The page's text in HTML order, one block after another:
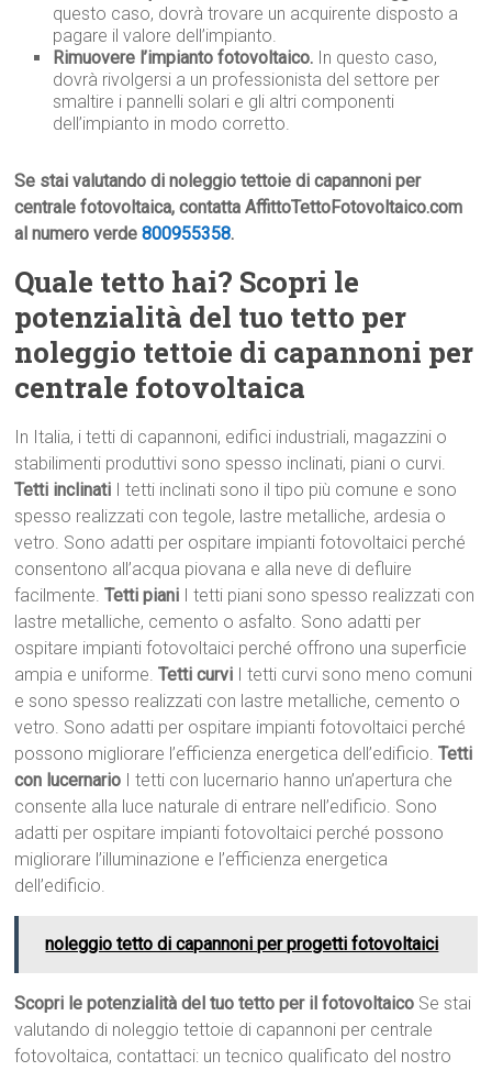
questo caso, dovrà trovare un acquirente disposto a
pagare il valore dell’impianto.
Rimuovere l’impianto fotovoltaico. In questo caso,
dovrà rivolgersi a un professionista del settore per
smaltire i pannelli solari e gli altri componenti
dell’impianto in modo corretto.
Se stai valutando di noleggio tettoie di capannoni per
centrale fotovoltaica, contatta AffittoTettoFotovoltaico.com
al numero verde800955358.
Quale tetto hai? Scopri le
potenzialità del tuo tetto per
noleggio tettoie di capannoni per
centrale fotovoltaica
In Italia, i tetti di capannoni, edifici industriali, magazzini o
stabilimenti produttivi sono spesso inclinati, piani o curvi.
Tetti inclinati I tetti inclinati sono il tipo più comune e sono
spesso realizzati con tegole, lastre metalliche, ardesia o
vetro. Sono adatti per ospitare impianti fotovoltaici perché
consentono all’acqua piovana e alla neve di defluire
facilmente.Tetti piani I tetti piani sono spesso realizzati con
lastre metalliche, cemento o asfalto. Sono adatti per
ospitare impianti fotovoltaici perché offrono una superficie
ampia e uniforme.Tetti curvi I tetti curvi sono meno comuni
e sono spesso realizzati con lastre metalliche, cemento o
vetro. Sono adatti per ospitare impianti fotovoltaici perché
possono migliorare l’efficienza energetica dell’edificio.Tetti
con lucernario I tetti con lucernario hanno un’apertura che
consente alla luce naturale di entrare nell’edificio. Sono
adatti per ospitare impianti fotovoltaici perché possono
migliorare l’illuminazione e l’efficienza energetica
dell’edificio.
noleggio tetto di capannoni per progetti fotovoltaici
Scopri le potenzialità del tuo tetto per il fotovoltaico Se stai
valutando di noleggio tettoie di capannoni per centrale
fotovoltaica, contattaci: un tecnico qualificato del nostro